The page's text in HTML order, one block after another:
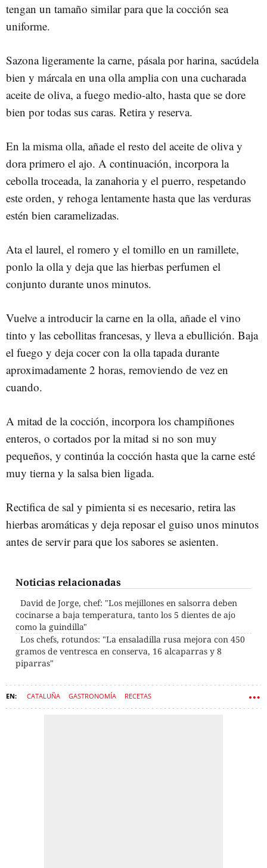
tengan un tamaño similar para que la cocción sea
uniforme.
Sazona ligeramente la carne, pásala por harina, sacúdela
bien y márcala en una olla amplia con una cucharada
aceite de oliva, a fuego medio-alto, hasta que se dore
bien por todas sus caras. Retira y reserva.
En la misma olla, añade el resto del aceite de oliva y
dora primero el ajo. A continuación, incorpora la
cebolla troceada, la zanahoria y el puerro, respetando
este orden, y rehoga lentamente hasta que las verduras
estén bien caramelizadas.
Ata el laurel, el romero y el tomillo en un ramillete,
ponlo la olla y deja que las hierbas perfumen el
conjunto durante unos minutos.
Vuelve a introducir la carne en la olla, añade el vino
tinto y las cebollitas francesas, y lleva a ebullición. Baja
el fuego y deja cocer con la olla tapada durante
aproximadamente 2 horas, removiendo de vez en
cuando.
A mitad de la cocción, incorpora los champiñones
enteros, o cortados por la mitad si no son muy
pequeños, y continúa la cocción hasta que la carne esté
muy tierna y la salsa bien ligada.
Rectifica de sal y pimienta si es necesario, retira las
hierbas aromáticas y deja reposar el guiso unos minutos
antes de servir para que los sabores se asienten.
Noticias relacionadas
David de Jorge, chef: "Los mejillones en salsorra deben
cocinarse a baja temperatura, tanto los 5 dientes de ajo
como la guindilla"
Los chefs, rotundos: "La ensaladilla rusa mejora con 450
gramos de ventresca en conserva, 16 alcaparras y 8
piparras"
CATALUÑA GASTRONOMÍA RECETAS